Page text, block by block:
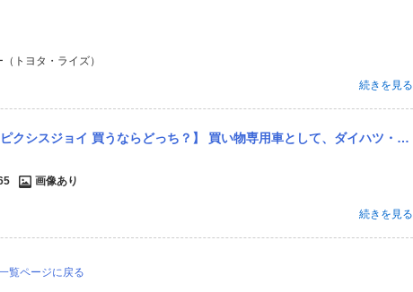
トヨタ・ライズ）
続きを見る
】 買い物専用車として、ダイハツ・キャストか、トヨタ・ピクシスジョイ（キャストのOEM車）を買おうと思います。 但し、生産は既に終...
画像あり
続きを見る
覧ページに戻る